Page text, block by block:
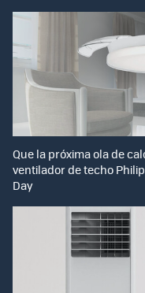
Que la próxima ola de
ventilador de techo
Day